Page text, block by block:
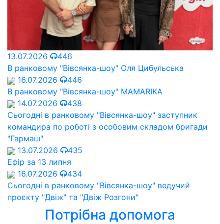
13.07.2026
446
В ранковому "Вівсянка-шоу" Оля Цибульська
16.07.2026
446
В ранковому "Вівсянка-шоу" MAMARIKA
14.07.2026
438
Сьогодні в ранковому "Вівсянка-шоу" заступник
командира по роботі з особовим складом бригади
"Гармаш"
13.07.2026
435
Ефір за 13 липня
16.07.2026
434
Сьогодні в ранковому "Вівсянка-шоу" ведучий
проєкту "Двіж" та "Двіж Розгони"
Потрібна допомога